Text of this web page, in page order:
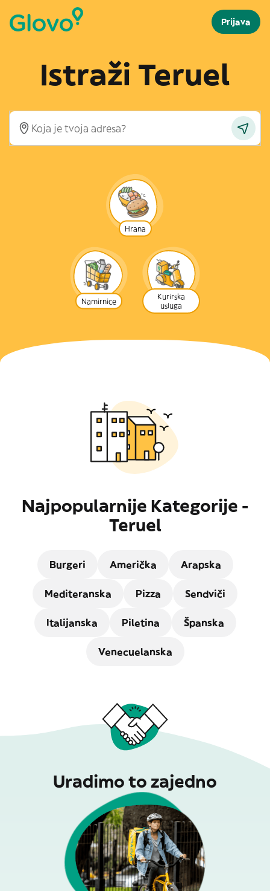
Prijava
Istraži Teruel
Hrana
Namirnice
Kurirska
usluga
Najpopularnije Kategorije -
Teruel
Burgeri Američka Arapska
Mediteranska Pizza Sendviči
Italijanska Piletina Španska
Venecuelanska
Uradimo to zajedno